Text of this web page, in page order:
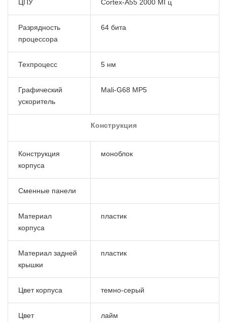
ЦПУ Cortex-A55 2000 МГц
Разрядность
процессора
64 бита
Техпроцесс 5 нм
Графический
ускоритель
Mali-G68 MP5
Конструкция
Конструкция
корпуса
моноблок
Сменные панели
Материал
корпуса
пластик
Материал задней
крышки
пластик
Цвет корпуса темно-серый
Цвет
лайм